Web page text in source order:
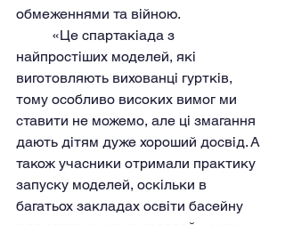
обмеженнями та війною.
найпростіших моделей, які
виготовляють вихованці гуртків,
тому особливо високих вимог ми
ставити не можемо, але ці змагання
дають дітям дуже хороший досвід. А
також учасники отримали практику
запуску моделей, оскільки в
багатьох закладах освіти басейну